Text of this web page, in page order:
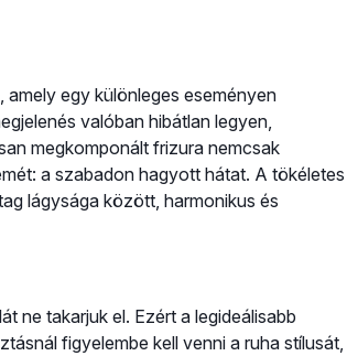
amely egy különleges eseményen
valóban hibátlan legyen,
megkomponált frizura nemcsak
a szabadon hagyott hátat. A tökéletes
lágysága között, harmonikus és
ne takarjuk el. Ezért a legideálisabb
figyelembe kell venni a ruha stílusát,